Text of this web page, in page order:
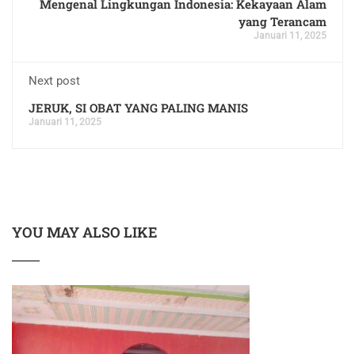
Mengenal Lingkungan Indonesia: Kekayaan Alam
yang Terancam
Januari 11, 2025
Next post
JERUK, SI OBAT YANG PALING MANIS
Januari 11, 2025
YOU MAY ALSO LIKE